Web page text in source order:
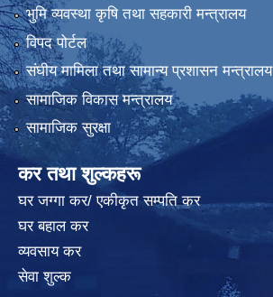
भुमि व्यवस्था कृषि तथा सहकारी मन्त्रालय
विपद पोर्टल
संघीय मामिला तथा सामान्य प्रशासन मन्त्रालय
सामाजिक विकास मन्त्रालय
सामाजिक सुरक्षा
कर तथा शुल्कहरू
घर जग्गा कर/ एकीकृत सम्पति कर
घर बहाल कर
व्यवसाय कर
सेवा शुल्क